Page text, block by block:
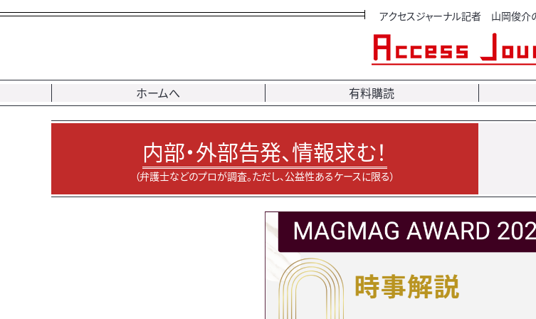
アクセスジャーナル記者 山岡俊介
ホームへ 有料購読
内部・外部告発、情報求む！
（弁護士などのプロが調査。ただし、公益性あるケースに限る）